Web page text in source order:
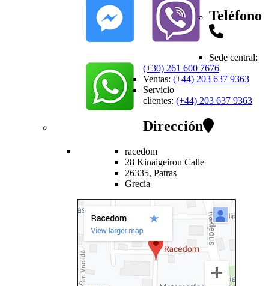
Teléfono
Sede central:
(+30) 261 600 7676
Ventas: (+44) 203 637 9363
Servicio
clientes: (+44) 203 637 9363
Dirección
racedom
28 Kinaigeirou Calle
26335, Patras
Grecia